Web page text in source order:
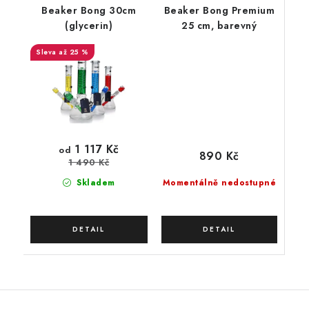
Beaker Bong 30cm
(glycerin)
až 25 %
Skladem
od 1 117 Kč
1 490 Kč
Beaker Bong Premium
25 cm, barevný
Momentálně nedostupné
890 Kč